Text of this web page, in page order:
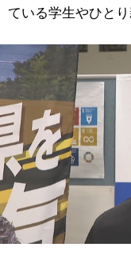
ている学生やひと